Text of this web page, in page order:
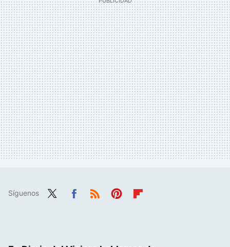
Síguenos